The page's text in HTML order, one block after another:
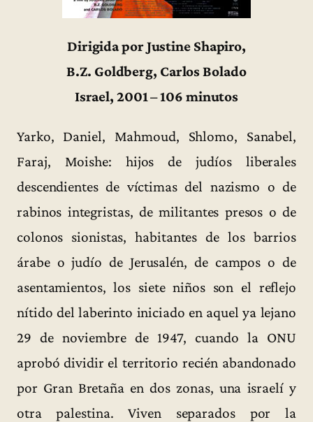
Dirigida por Justine Shapiro,
B.Z. Goldberg, Carlos Bolado
Israel, 2001 – 106 minutos
Yarko, Daniel, Mahmoud, Shlomo, Sanabel,
Faraj, Moishe: hijos de judíos liberales
descendientes de víctimas del nazismo o de
rabinos integristas, de militantes presos o de
colonos sionistas, habitantes de los barrios
árabe o judío de Jerusalén, de campos o de
asentamientos, los siete niños son el reflejo
nítido del laberinto iniciado en aquel ya lejano
29 de noviembre de 1947, cuando la ONU
aprobó dividir el territorio recién abandonado
por Gran Bretaña en dos zonas, una israelí y
otra palestina. Viven separados por la